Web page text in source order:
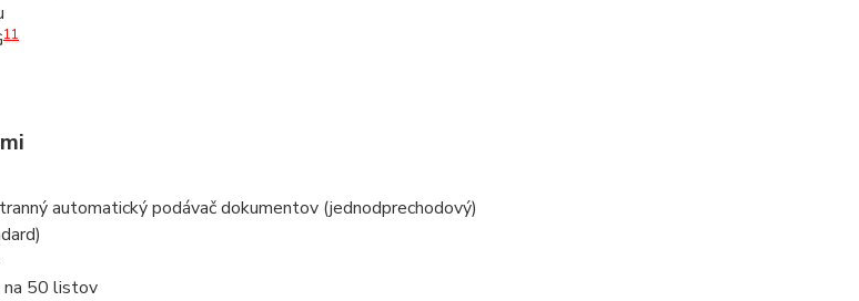
11
automatický podávač dokumentov (jednodprechodový)
na 50 listov